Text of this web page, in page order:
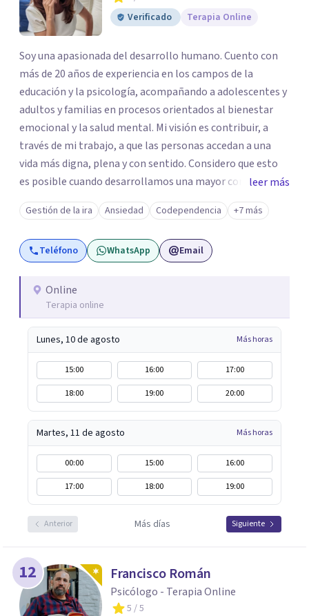
Verificado
Terapia Online
Soy una apasionada del desarrollo humano. Cuento con
más de 20 años de experiencia en los campos de la
educación y la psicología, acompañando a adolescentes y
adultos y familias en procesos orientados al bienestar
emocional y la salud mental. Mi visión es contribuir, a
través de mi trabajo, a que las personas accedan a una
vida más digna, plena y con sentido. Considero que esto
es posible cuando desarrollamos una mayor conciencia
de nuestro mundo interior y de la manera en que nuestras
experiencias influyen en nuestra forma de sentir, pensar y
relacionarnos. Mi misión es ofrecer un espacio de
acompañamiento en salud mental basado en la
cada persona. Integro conocimientos y herramientas de
la psicología con un enfoque informado en trauma para
ayudar a mis clientes a comprender sus conflictos
internos, fortalecer sus recursos personales, desarrollar
nuevas estrategias de afrontamiento y avanzar con
mayor claridad, resiliencia y bienestar. Creo
profundamente en la autoconciencia como un camino
fundamental para la transformación personal y para
construir una vida más auténtica y significativa.
leer más
Gestión de la ira Ansiedad Codependencia +7 más
Teléfono WhatsApp Email
Online
Terapia online
Lunes, 10 de agosto Más horas
15:00 16:00
17:00
18:00
19:00 20:00
Martes, 11 de agosto Más horas
00:00 15:00
16:00
17:00
18:00 19:00
Anterior Más días Siguiente
12 Francisco Román
Psicólogo - Terapia Online
5 / 5